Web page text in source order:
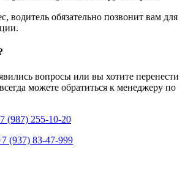
водитель обязательно позвонит вам для
вопросы или вы хотите перенести
можете обратиться к менеджеру по
(987) 255-10-20
(937) 83-47-999